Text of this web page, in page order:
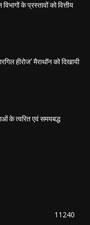
के प्रस्तावों को वित्तीय
हीरोज’ मैराथॉन को दिखायी
के त्वरित एवं समयबद्ध
11240